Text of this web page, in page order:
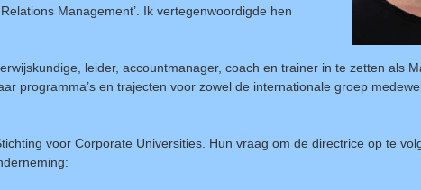
Management’. Ik vertegenwoordigde hen
leider, accountmanager, coach en trainer in te zetten als
programma’s en trajecten voor zowel de internationale groep
voor Corporate Universities. Hun vraag om de directrice op te